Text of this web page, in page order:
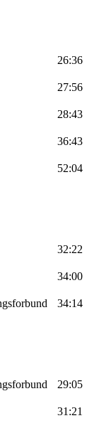
26:36
27:56
28:43
36:43
52:04
32:22
34:00
34:14
29:05
31:21